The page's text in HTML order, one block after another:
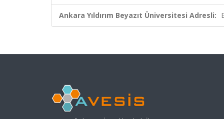
Ankara Yıldırım Beyazıt Üniversitesi Adresli: